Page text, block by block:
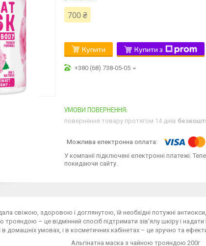
700 ₴
Купити Купити з
+380 (68) 738-05-05
повернення товару протягом 14 днів
У компанії підключені електронні платежі.
покидаючи сайту.
свіжою, здоровою і доглянутою, їй необхідні потужні
трояндою – це відмінний спосіб підтримати зів'ялу шкіру і
домашніх умовах, і в косметичних кабінетах – це зручно та
Альгінатна маска з чайною трояндою 200г